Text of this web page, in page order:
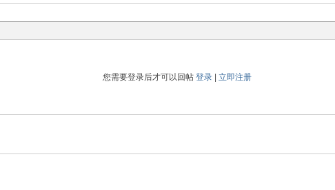
您需要登录后才可以回帖登录 |立即注册